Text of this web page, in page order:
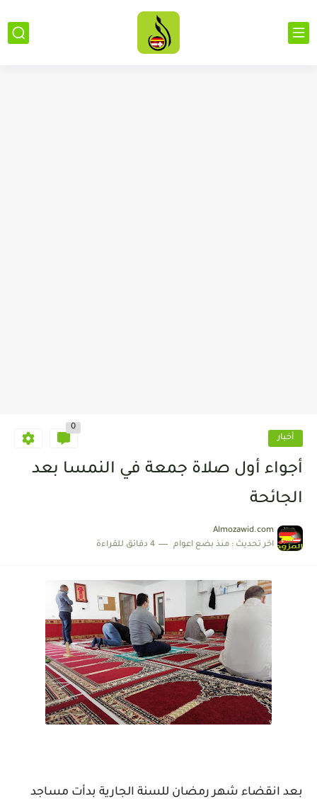
أخبار
0
أجواء أول صلاة جمعة في النمسا بعد
الجائحة
Almozawid.com
اخر تحديث : منذ بضع اعوام 4 دقائق للقراءة
بعد انقضاء شهر رمضان للسنة الجارية بدأت مساجد